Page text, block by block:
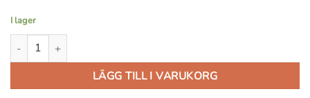
I lager
Skarvdon Svänga 4-pack mängd
LÄGG TILL I VARUKORG